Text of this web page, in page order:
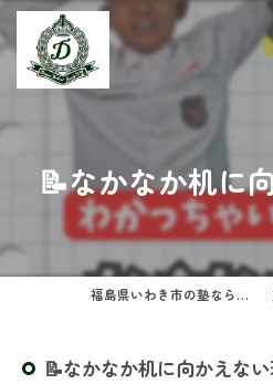
📝なかなか机に
福島県いわき市の塾ならドリームスクール
📝なかなか机に向かえな